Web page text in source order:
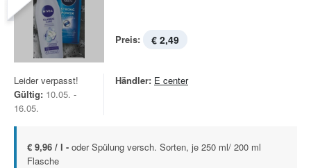
Preis: € 2,49
Leider verpasst!
Gültig: 10.05. -
16.05.
Händler: E center
€ 9,96 / l - oder Spülung versch. Sorten, je 250 ml/ 200 ml
Flasche